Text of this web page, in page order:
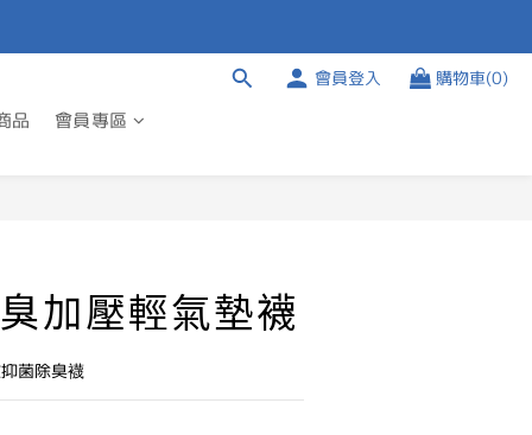
會員登入 購物車(0)
品 會員專區
加壓輕氣墊襪
菌除臭襪